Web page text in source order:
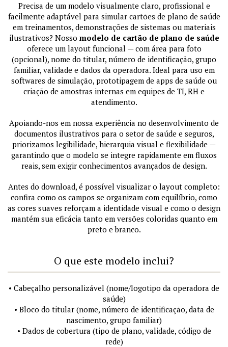
Precisa de um modelo visualmente claro, profissional e
facilmente adaptável para simular cartões de plano de saúde
em treinamentos, demonstrações de sistemas ou materiais
ilustrativos? Nosso modelo de cartão de plano de saúde
oferece um layout funcional — com área para foto
(opcional), nome do titular, número de identificação, grupo
familiar, validade e dados da operadora. Ideal para uso em
softwares de simulação, prototipagem de apps de saúde ou
criação de amostras internas em equipes de TI, RH e
atendimento.
Apoiando-nos em nossa experiência no desenvolvimento de
documentos ilustrativos para o setor de saúde e seguros,
priorizamos legibilidade, hierarquia visual e flexibilidade —
garantindo que o modelo se integre rapidamente em fluxos
reais, sem exigir conhecimentos avançados de design.
Antes do download, é possível visualizar o layout completo:
confira como os campos se organizam com equilíbrio, como
as cores suaves reforçam a identidade visual e como o design
mantém sua eficácia tanto em versões coloridas quanto em
preto e branco.
O que este modelo inclui?
• Cabeçalho personalizável (nome/logotipo da operadora de
saúde)
• Bloco do titular (nome, número de identificação, data de
nascimento, grupo familiar)
• Dados de cobertura (tipo de plano, validade, código de
rede)